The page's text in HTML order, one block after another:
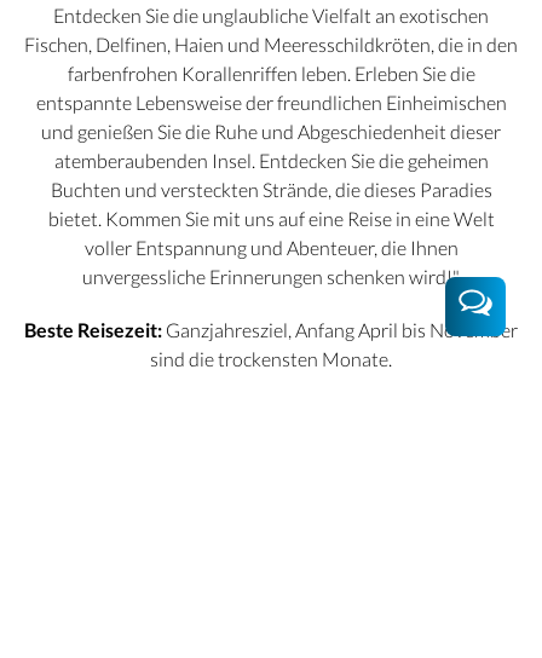
Entdecken Sie die unglaubliche Vielfalt an exotischen
Fischen, Delfinen, Haien und Meeresschildkröten, die in den
farbenfrohen Korallenriffen leben. Erleben Sie die
entspannte Lebensweise der freundlichen Einheimischen
und genießen Sie die Ruhe und Abgeschiedenheit dieser
atemberaubenden Insel. Entdecken Sie die geheimen
Buchten und versteckten Strände, die dieses Paradies
bietet. Kommen Sie mit uns auf eine Reise in eine Welt
voller Entspannung und Abenteuer, die Ihnen
unvergessliche Erinnerungen schenken wird!"
Beste Reisezeit: Ganzjahresziel, Anfang April bis November
sind die trockensten Monate.